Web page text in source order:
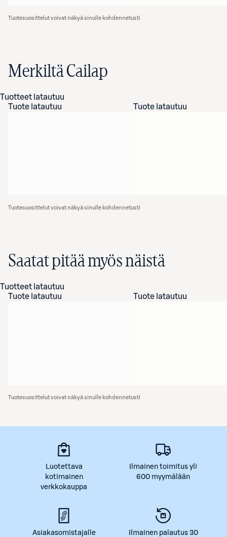
Tuotesuosittelut voivat näkyä sinulle kohdennetusti
Merkiltä Cailap
Tuotteet latautuu
Tuote latautuu
Tuote latautuu
Tuotesuosittelut voivat näkyä sinulle kohdennetusti
Saatat pitää myös näistä
Tuotteet latautuu
Tuote latautuu
Tuote latautuu
Tuotesuosittelut voivat näkyä sinulle kohdennetusti
Luotettava
kotimainen
verkkokauppa
Ilmainen toimitus yli
600 myymälään
Asiakasomistajalle
Ilmainen palautus 30